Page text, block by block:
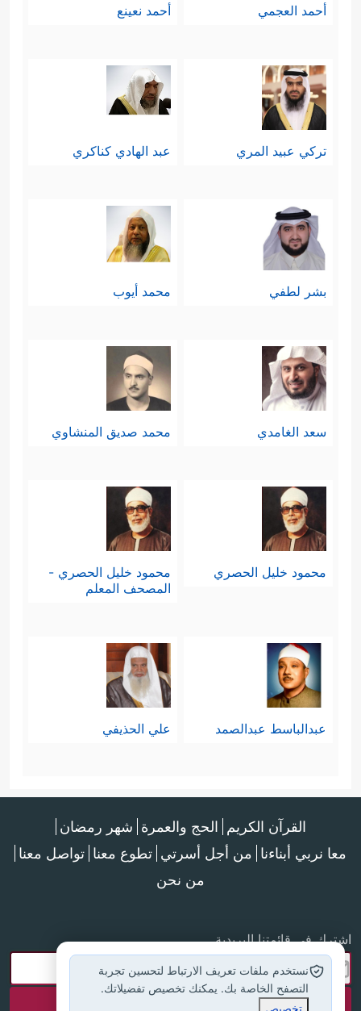
أحمد العجمي أحمد نعينع
تركي عبيد المري عبد الهادي كناكري
بشر لطفي محمد أيوب
سعد الغامدي محمد صديق المنشاوي
محمود خليل الحصري
محمود خليل الحصري -
المصحف المعلم
عبدالباسط عبدالصمد علي الحذيفي
القرآن الكريم الحج والعمرة شهر رمضان
معا نربي أبناءنا من أجل أسرتي تطوع معنا تواصل معنا
من نحن
اشترك في قائمتنا البريدية
نستخدم ملفات تعريف الارتباط لتحسين تجربة
التصفح الخاصة بك. يمكنك تخصيص تفضيلاتك.
تخصيص